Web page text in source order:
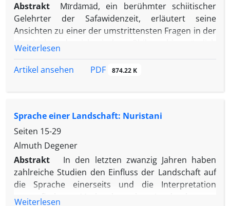
Abstrakt
Mīrdāmād, ein berühmter schiitischer
Gelehrter der Safawidenzeit, erläutert seine
Ansichten zu einer der umstrittensten Fragen in der
Geschichte der islamischen Philosophie, nämlich
AbhandlungRisāla al-Īqāẓāt f
Handlungen). Beeinflusst von Tūsīs Lösung des
freien Willen nicht neben, sondern im Einklang mit
dem Willen der Ursächlichen Ursache zu
rechtfertigen. Sein Ziel ist es, zu beweisen, dass der
freie Wille des Menschen nicht im Widerspruch zum
absoluten Willen Gottes steht, indem er einen
mittleren Weg definiert, der weder Zwang (ǧabr)
noch völlige Übertragung der Macht auf den
Menschen (tafwīd) darstellt.
Weiterlesen
Artikel ansehen
PDF 874.22 K
Sprache einer Landschaft: Nuristani
Seiten 15-29
Almuth Degener
Abstrakt
In den letzten zwanzig Jahren haben
zahlreiche Studien den Einfluss der Landschaft auf
die Sprache einerseits und die Interpretation
geografischer Merkmale als Ausdruck von
Weiterlesen